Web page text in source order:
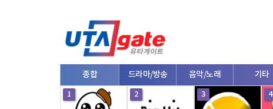
종합 드라마/방송 음악/노래 기타
1 2 3 4